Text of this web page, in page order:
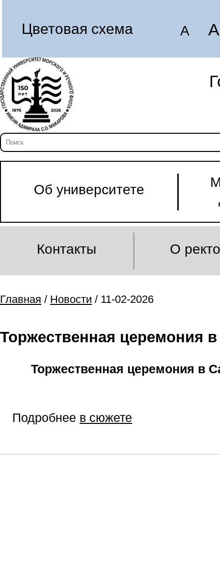
Цветовая схема A A
Об университете
Контакты О
Главная / Новости / 11-02-2026
Торжественная церемония
Торжественная церемония в
Подробнее в сюжете